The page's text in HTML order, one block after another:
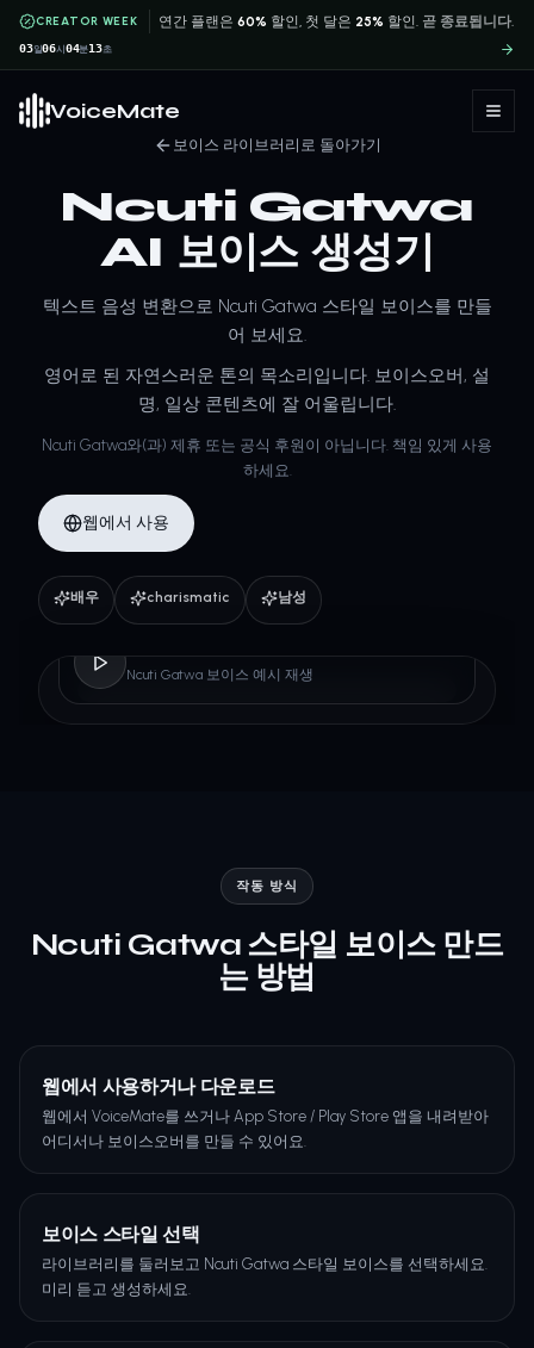
CREATOR WEEK 연간 플랜은60% 할인, 첫 달은 25% 할인. 곧 종료됩니다.
03일06시 04분12초
VoiceMate
보이스 라이브러리로 돌아가기
Ncuti Gatwa
AI 보이스 생성기
텍스트 음성 변환으로 Ncuti Gatwa 스타일 보이스를 만들
어 보세요.
영어로 된 자연스러운 톤의 목소리입니다. 보이스오버, 설
명, 일상 콘텐츠에 잘 어울립니다.
Ncuti Gatwa와(과) 제휴 또는 공식 후원이 아닙니다. 책임 있게 사용
하세요.
웹에서 사용
배우 charismatic 남성
Ncuti Gatwa 보이스 예시 재생
작동 방식
Ncuti Gatwa 스타일 보이스 만드
는 방법
웹에서 사용하거나 다운로드
웹에서 VoiceMate를 쓰거나 App Store / Play Store 앱을 내려받아
어디서나 보이스오버를 만들 수 있어요.
보이스 스타일 선택
라이브러리를 둘러보고 Ncuti Gatwa 스타일 보이스를 선택하세요.
미리 듣고 생성하세요.